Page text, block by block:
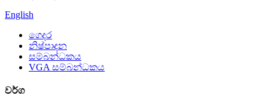
English
ගෙදර
නිෂ්පාදන
සම්බන්ධකය
VGA සම්බන්ධකය
වර්ග